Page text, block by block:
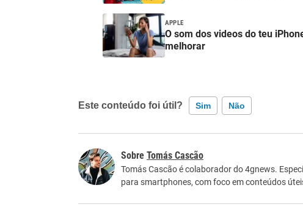
APPLE
O som dos videos do teu
melhorar
Este conteúdo foi útil? Sim Não
Este conteúdo não tem a informação que procuro
Tomás Cascão
Tomás Cascão é colaborador do 4gnews.
para smartphones, com foco em conteúdos